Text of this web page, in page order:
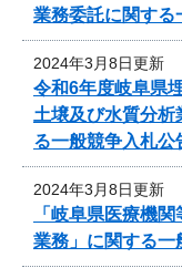
業務委託に関する
2024年3月8日更新
令和6年度岐阜県
土壌及び水質分
る一般競争入札公
2024年3月8日更新
「岐阜県医療機
業務」に関する一